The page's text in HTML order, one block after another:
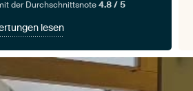
der Durchschnittsnote4.8 / 5
lesen